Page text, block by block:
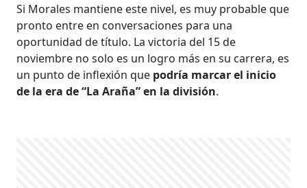
Si Morales mantiene este nivel, es muy probable que
pronto entre en conversaciones para una
oportunidad de título. La victoria del 15 de
noviembre no solo es un logro más en su carrera, es
un punto de inflexión que podría marcar el inicio
de la era de “La Araña” en la división.